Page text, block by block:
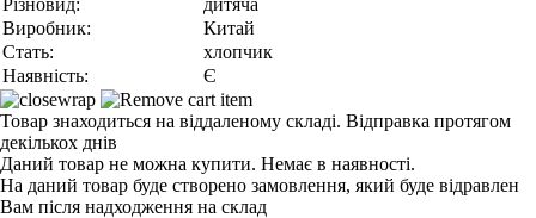
Різновид:
дитяча
Виробник:
Китай
Стать:
хлопчик
Наявність:
Є
Товар знаходиться на віддаленому складі. Відправка протягом
декількох днів
Даний товар не можна купити. Немає в наявності.
На даний товар буде створено замовлення, який буде відравлен
Вам після надходження на склад